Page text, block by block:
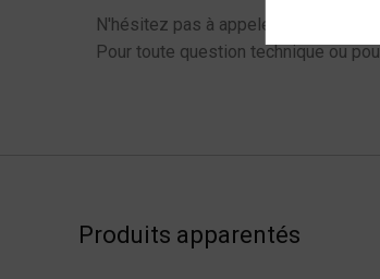
N'hésitez pas à appeler !
Pour toute question technique ou
Produits apparentés